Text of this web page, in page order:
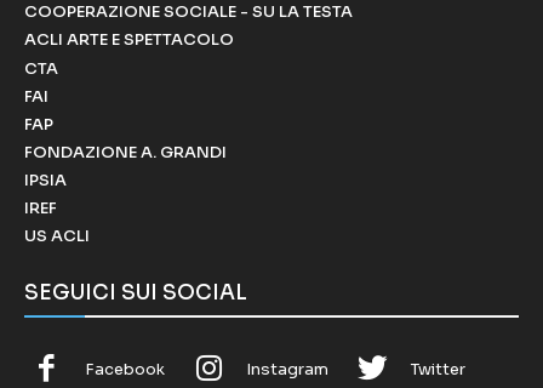
COOPERAZIONE SOCIALE - SU LA TESTA
ACLI ARTE E SPETTACOLO
CTA
FAI
FAP
FONDAZIONE A. GRANDI
IPSIA
IREF
US ACLI
SEGUICI SUI SOCIAL
Facebook Instagram Twitter